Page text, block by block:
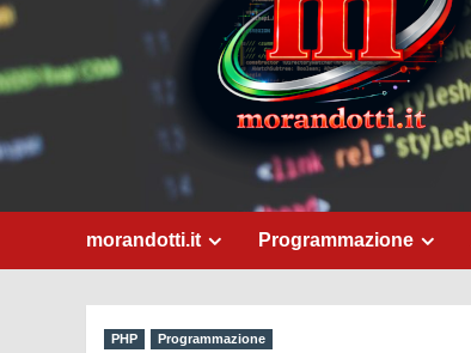
morandotti.it Programmazione
PHP Programmazione